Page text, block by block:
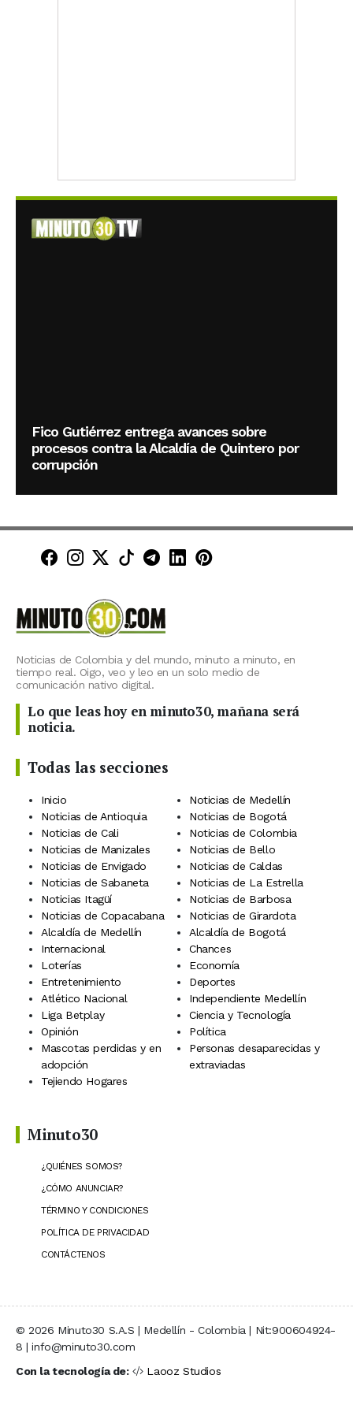
Fico Gutiérrez entrega avances sobre
procesos contra la Alcaldía de Quintero por
corrupción
Minuto30 en Facebook
Minuto30 en Instagram
Minuto30 en X (Twitter)
Minuto30 en TikTok
Canal de Minuto30 en
Minuto30 en LinkedIn
Minuto30 en
Noticias de Colombia y del mundo, minuto a minuto, en
tiempo real. Oigo, veo y leo en un solo medio de
comunicación nativo digital.
Lo que leas hoy en minuto30, mañana será
noticia.
Todas las secciones
Inicio
Noticias de Medellín
Noticias de Antioquia
Noticias de Bogotá
Noticias de Cali
Noticias de Colombia
Noticias de Manizales
Noticias de Bello
Noticias de Envigado
Noticias de Caldas
Noticias de Sabaneta
Noticias de La Estrella
Noticias Itagüí
Noticias de Barbosa
Noticias de Copacabana
Noticias de Girardota
Alcaldía de Medellín
Alcaldía de Bogotá
Internacional
Chances
Loterías
Economía
Entretenimiento
Deportes
Atlético Nacional
Independiente Medellín
Liga Betplay
Ciencia y Tecnología
Opinión
Política
Mascotas perdidas y en
adopción
Personas desaparecidas y
extraviadas
Tejiendo Hogares
Minuto30
¿QUIÉNES SOMOS?
¿CÓMO ANUNCIAR?
TÉRMINO Y CONDICIONES
POLÍTICA DE PRIVACIDAD
CONTÁCTENOS
© 2026 Minuto30 S.A.S | Medellín - Colombia | Nit:900604924-
8 | info@minuto30.com
Con la tecnología de:
Laooz Studios